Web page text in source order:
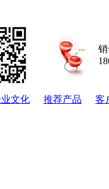
销
文化 推荐产品 客